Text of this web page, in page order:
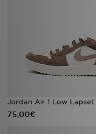
Jordan Air 1 Low Lapset
75,00€